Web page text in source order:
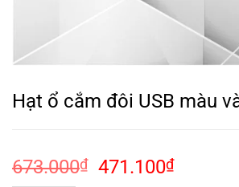
Hạt ổ cắm đôi USB màu
673.000₫
Giá
471.100₫Giá